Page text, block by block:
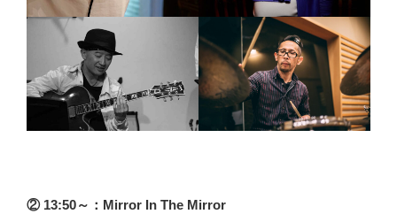
② 13:50～：Mirror In The Mirror